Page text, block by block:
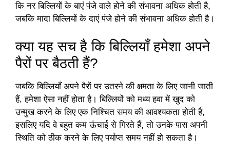
कि नर बिल्लियों के बाएं पंजे वाले होने की संभावना अधिक होती है,
जबकि मादा बिल्लियों के दाएं पंजे होने की संभावना अधिक होती है।
क्या यह सच है कि बिल्लियाँ हमेशा अपने
पैरों पर बैठती हैं?
जबकि बिल्लियाँ अपने पैरों पर उतरने की क्षमता के लिए जानी जाती
हैं, हमेशा ऐसा नहीं होता है। बिल्लियों को मध्य हवा में खुद को
उन्मुख करने के लिए एक निश्चित समय की आवश्यकता होती है,
इसलिए यदि वे बहुत कम ऊंचाई से गिरते हैं, तो उनके पास अपनी
स्थिति को ठीक करने के लिए पर्याप्त समय नहीं हो सकता है।